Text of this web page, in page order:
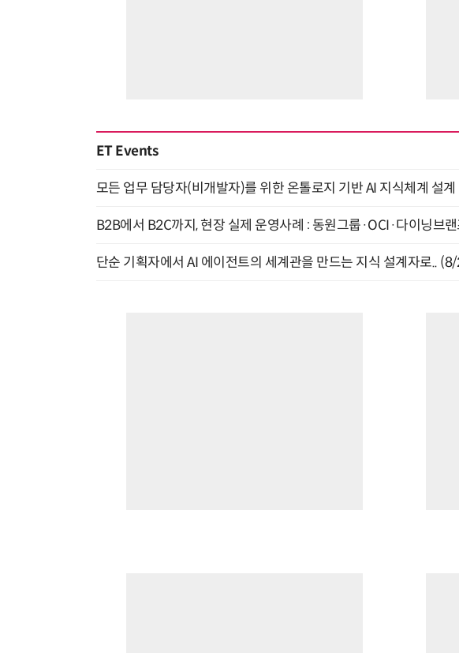
ET Events
모든 업무 담당자(비개발자)를 위한 온톨로지 기반 AI 지식체계 설
B2B에서 B2C까지, 현장 실제 운영사례 : 동원그룹·OCI·다이닝브
단순 기획자에서 AI 에이전트의 세계관을 만드는 지식 설계자로..